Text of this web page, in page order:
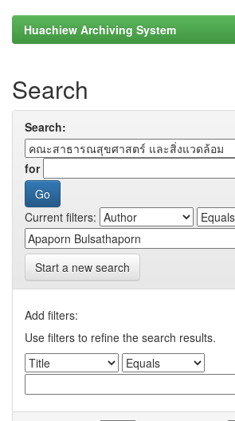
Huachiew Archiving System
Search
Search:
for
Current filters:
Start a new search
Add filters:
Use filters to refine the search results.